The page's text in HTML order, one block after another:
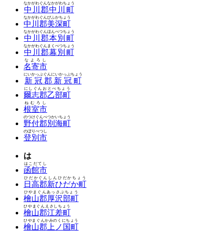
中川郡中川町
なかがわぐんなかがわちょう
中川郡美深町
なかがわぐんびふかちょう
中川郡本別町
なかがわぐんほんべつちょう
中川郡幕別町
なかがわぐんまくべつちょう
名寄市
なよろし
新冠郡新冠町
にいかっぷぐんにいかっぷちょう
爾志郡乙部町
にしぐんおとべちょう
根室市
ねむろし
野付郡別海町
のつけぐんべつかいちょう
登別市
のぼりべつし
は
函館市
はこだてし
日高郡新ひだか町
ひだかぐんしんひだかちょう
檜山郡厚沢部町
ひやまぐんあっさぶちょう
檜山郡江差町
ひやまぐんえさしちょう
檜山郡上ノ国町
ひやまぐんかみのくにちょう